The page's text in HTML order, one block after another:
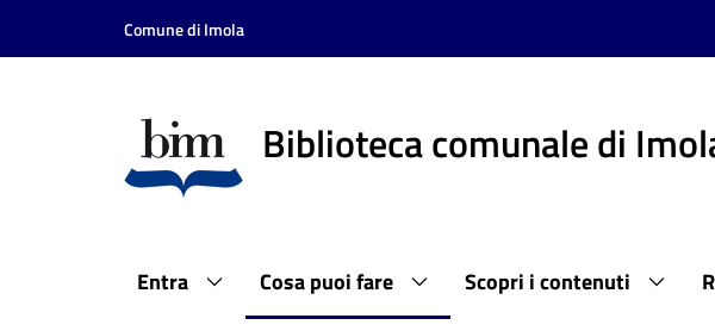
Vai al contenuto
Vai alla navigazione
Comune di Imola
Biblioteca comunale di
Entra Cosa puoi fare Scopri i contenuti